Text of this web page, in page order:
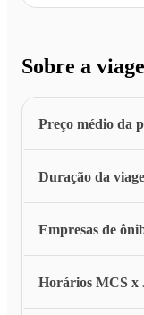
Sobre a
Preço médio da
Duração da
Empresas de
Horários MCS x